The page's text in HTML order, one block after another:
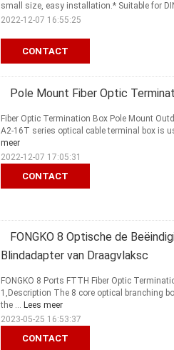
CONTACT
small size, easy installation.* Suitable for
2022-12-07 16:55:25
Pole Mount Fiber Optic
CONTACT
Fiber Optic Termination Box Pole Mount
A2-16T series optical cable terminal box is
meer
2022-12-07 17:05:31
FONGKO 8 Optische de
Blindadapter van Draagvlaksc
CONTACT
FONGKO 8 Ports FTTH Fiber Optic
1,Description The 8 core optical branching
the ... Lees meer
2023-05-25 16:53:37